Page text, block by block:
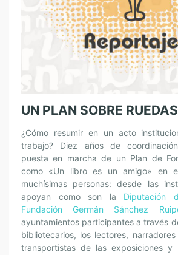
UN PLAN SOBRE RUEDAS
¿Cómo resumir en un acto
trabajo? Diez años de
puesta en marcha de un Plan de
como «Un libro es un amigo» en
muchísimas personas: desde las
apoyan como son la Diputación
Fundación Germán Sánchez
ayuntamientos participantes a través
bibliotecarios, los lectores,
transportistas de las exposiciones y